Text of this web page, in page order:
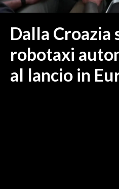
GALLURA
OGLIASTRA
AGENDA
CRONACA
Dalla Croazia
robotaxi
al lancio in